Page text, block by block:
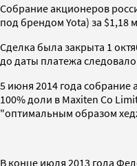
Собрание акционеров
под брендом Yota) за $1,18
Сделка была закрыта 1
до даты платежа
5 июня 2014 года
100% доли в Maxiten Co
"оптимальным образом
В конце июля 2013 года